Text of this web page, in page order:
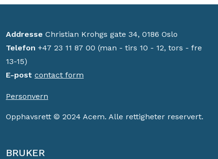
Addresse Christian Krohgs gate 34, 0186 Oslo
Telefon +47 23 11 87 00 (man - tirs 10 - 12, tors - fre
13-15)
E-post contact form
Personvern
Opphavsrett © 2024 Acem. Alle rettigheter reservert.
BRUKER